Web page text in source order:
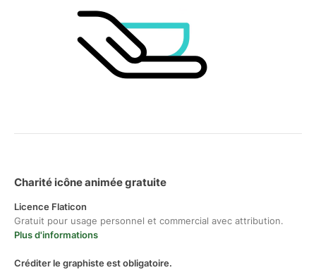
Charité icône animée gratuite
Licence Flaticon
Gratuit pour usage personnel et commercial avec attribution.
Plus d'informations
Créditer le graphiste est obligatoire.